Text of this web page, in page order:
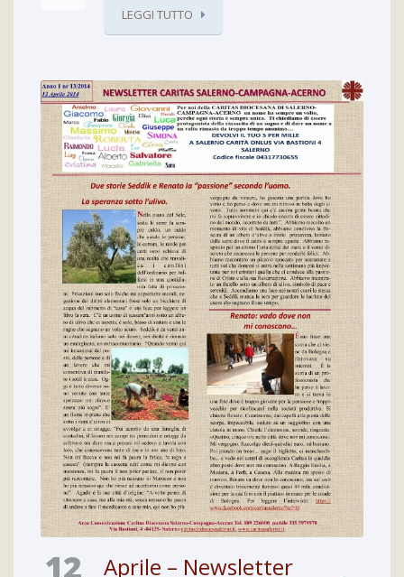
LEGGI TUTTO
12 Aprile – Newsletter